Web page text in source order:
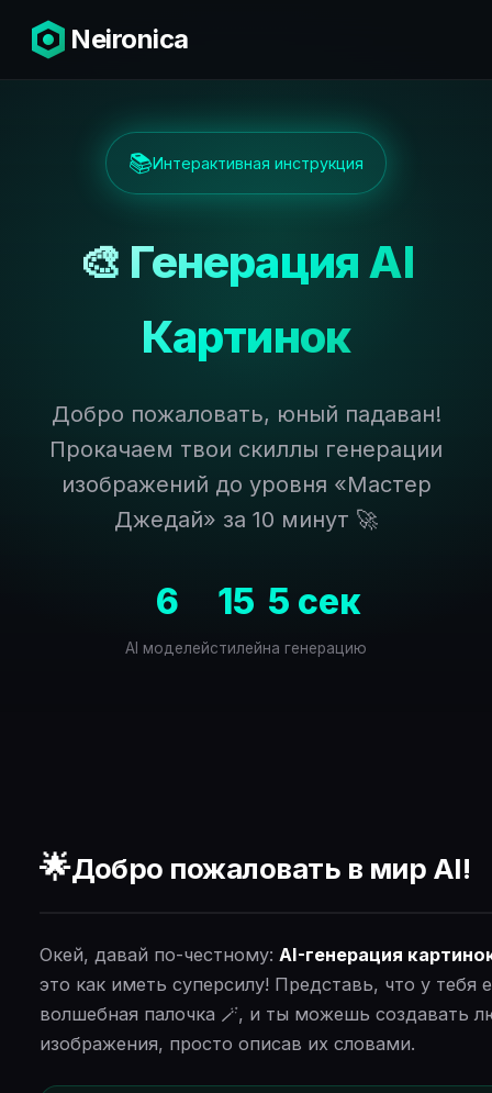
Neironica
📚Интерактивная инструкция
🎨 Генерация AI
Картинок
Добро пожаловать, юный падаван!
Прокачаем твои скиллы генерации
изображений до уровня «Мастер
Джедай» за 10 минут 🚀
6
AI моделей
15
стилей
5 сек
на генерацию
🌟Добро пожаловать в мир AI!
Окей, давай по-честному: AI-генерация
это как иметь суперсилу! Представь, что у тебя
волшебная палочка 🪄, и ты можешь создавать
изображения, просто описав их словами.